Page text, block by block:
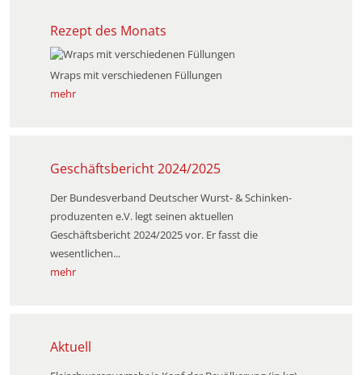
Rezept des Monats
Wraps mit verschiedenen Füllungen
mehr
Geschäftsbericht 2024/2025
Der Bundesverband Deutscher Wurst- & Schinken­
produzenten e.V. legt seinen aktuellen
Geschäftsbericht 2024/2025 vor. Er fasst die
wesentlichen...
mehr
Aktuell